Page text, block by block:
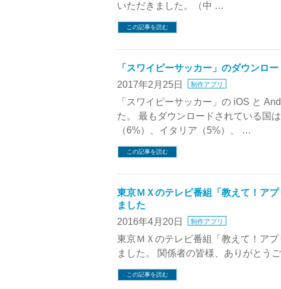
いただきました。（中 …
この記事を読む
「スワイピーサッカー」のダウンロ
2017年2月25日
制作アプリ
「スワイピーサッカー」の iOS と
た。 最もダウンロードされている国
（6%）、イタリア（5%）、 …
この記事を読む
東京ＭＸのテレビ番組「教えて！ア
ました
2016年4月20日
制作アプリ
東京ＭＸのテレビ番組「教えて！ア
ました。 関係者の皆様、ありがとうご
この記事を読む